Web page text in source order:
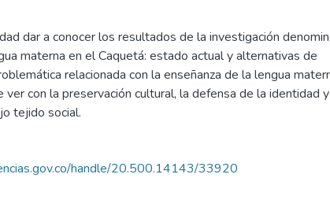
dar a conocer los resultados de la investigación
materna en el Caquetá: estado actual y alternativas de
relacionada con la enseñanza de la lengua
con la preservación cultural, la defensa de la identidad
tejido social.
handle/20.500.14143/33920